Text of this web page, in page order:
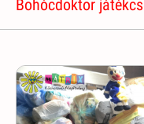
Bohócdoktor